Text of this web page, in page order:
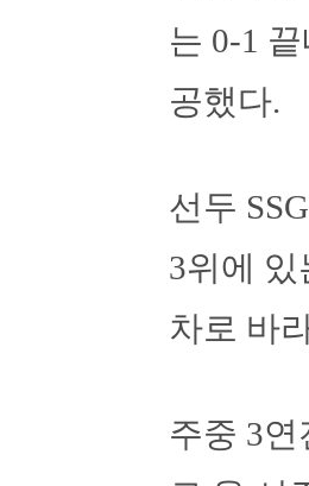
는 0-1
공했다.
선두
3위에
차로 바
주중 3